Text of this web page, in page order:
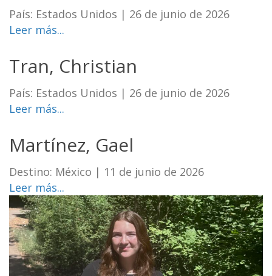
País: Estados Unidos | 26 de junio de 2026
Leer más...
Tran, Christian
País: Estados Unidos | 26 de junio de 2026
Leer más...
Martínez, Gael
Destino: México | 11 de junio de 2026
Leer más...